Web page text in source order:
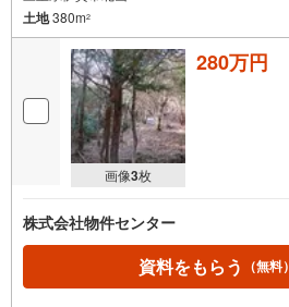
土地380m2
画像3枚
280万円
株式会社物件センター
資料をもらう （無料）